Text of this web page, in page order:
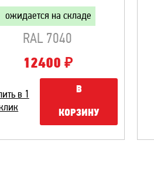
ожидается на складе
RAL 7040
12400 ₽
в 1
В
КОРЗИНУ